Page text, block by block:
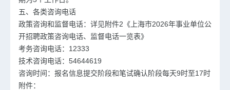
五、各类咨询电话
政策咨询和监督电话：详见附件2《上海市2026年事业单位公
开招聘政策咨询电话、监督电话一览表》
考务咨询电话：12333
技术咨询电话：54644619
咨询时间：报名信息提交阶段和笔试确认阶段每天9时至17时
附件：